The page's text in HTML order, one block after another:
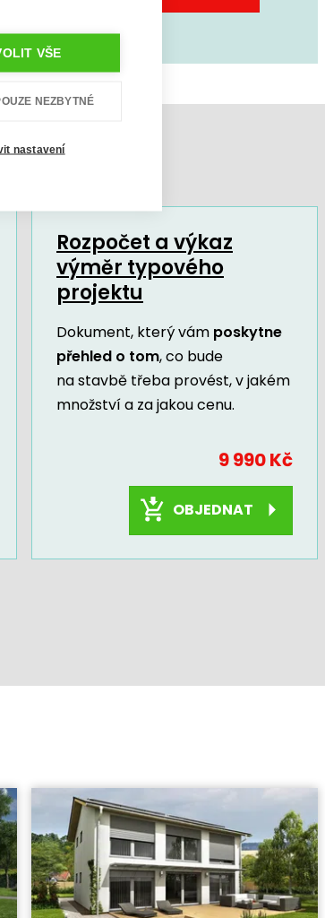
Rozpočet a výkaz
výměr typového
projektu
Dokument, který vám poskytne
přehled o tom, co bude
na stavbě třeba provést, v jakém
množství a za jakou cenu.
9 990 Kč
OBJEDNAT
VŠE
NEZBYTNÉ
nastavení